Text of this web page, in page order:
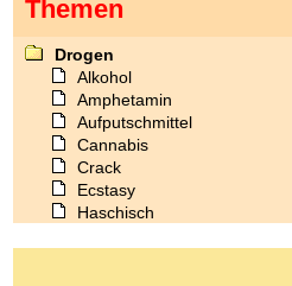
Themen
Drogen
Alkohol
Amphetamin
Aufputschmittel
Cannabis
Crack
Ecstasy
Haschisch